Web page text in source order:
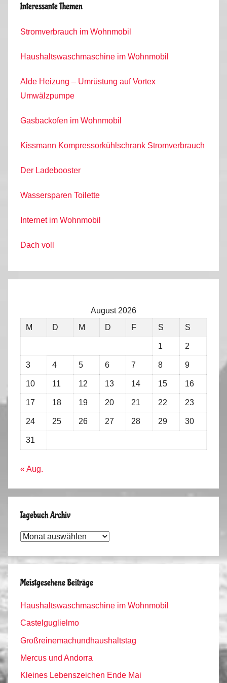
Interessante Themen
Stromverbrauch im Wohnmobil
Haushaltswaschmaschine im Wohnmobil
Alde Heizung – Umrüstung auf Vortex
Umwälzpumpe
Gasbackofen im Wohnmobil
Kissmann Kompressorkühlschrank Stromverbrauch
Der Ladebooster
Wassersparen Toilette
Internet im Wohnmobil
Dach voll
August 2026
M
D M D F S S
1 2
3 4 5 6 7 8 9
10 11 12 13 14 15 16
17 18 19 20 21 22 23
24 25 26 27 28 29 30
31
« Aug.
Tagebuch Archiv
Tagebuch
Meistgesehene Beiträge
Haushaltswaschmaschine im Wohnmobil
Castelguglielmo
Großreinemachundhaushaltstag
Mercus und Andorra
Kleines Lebenszeichen Ende Mai